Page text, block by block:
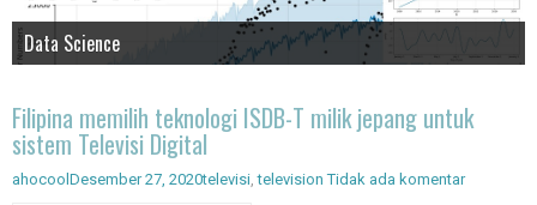
IC Timer 555 yang Multifungsi
Data Science
JAM DIGITAL 6 DIGIT TANPA MICRO FULL CMOS
Node Red - Kontrol Industri 4.0
Filipina memilih teknologi ISDB-T milik jepang untuk
sistem Televisi Digital
ahocool Desember 27, 2020televisi,television Tidak ada komentar